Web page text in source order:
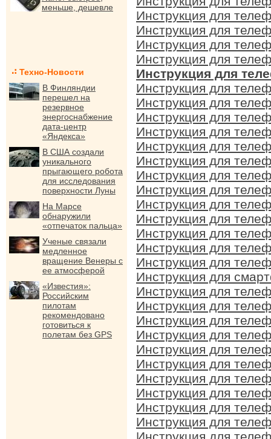
меньше, дешевле
Техно-Новости
В Финляндии
перешел на
резервное
энергоснабжение
дата-центр
«Яндекса»
В США создали
уникального
прыгающего робота
для исследования
поверхности Луны
На Марсе
обнаружили
«отпечаток пальца»
Ученые связали
медленное
вращение Венеры с
ее атмосферой
«Известия»:
Российским
пилотам
рекомендовано
готовиться к
полетам без GPS
Инструкция для
Инструкция для
Инструкция для
Инструкция для
Инструкция для
Инструкция для
Инструкция для
Инструкция для
Инструкция для
Инструкция для
Инструкция для
Инструкция для
Инструкция для
Инструкция для
Инструкция для
Инструкция для
Инструкция для
Инструкция для
Инструкция для
Инструкция для
Инструкция для
Инструкция для
Инструкция для
Инструкция для
Инструкция для
Инструкция для
Инструкция для
Инструкция для
Инструкция для